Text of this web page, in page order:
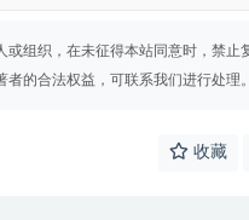
组织，在未征得本站同意时，禁止
的合法权益，可联系我们进行处理。
收藏